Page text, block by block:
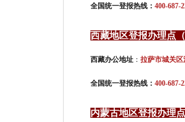
全国统一登报热线： 400-687-
西藏地区登报办理点
西藏办公地址 ： 拉萨市城关
全国统一登报热线： 400-687-
内蒙古地区登报办理